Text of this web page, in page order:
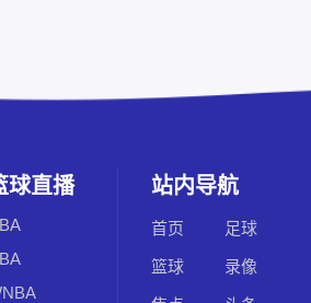
球直播 站内导航
首页 足球
篮球 录像